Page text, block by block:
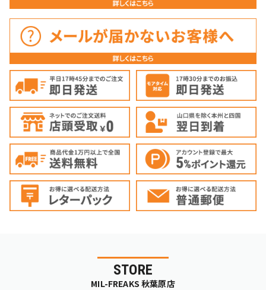
STORE
MIL-FREAKS 秋葉原店